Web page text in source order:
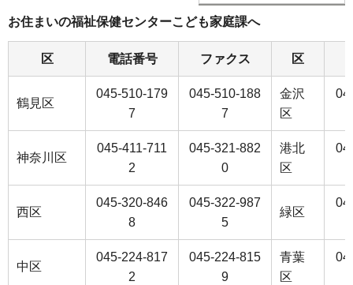
お住まいの福祉保健センターこども家庭課へ
区 電話番号 ファクス 区
鶴見区
045-510-179
7
045-510-188
7
金沢
区
神奈川区
045-411-711
2
045-321-882
0
港北
区
西区
045-320-846
8
045-322-987
5
緑区
中区
045-224-817
2
045-224-815
9
青葉
区